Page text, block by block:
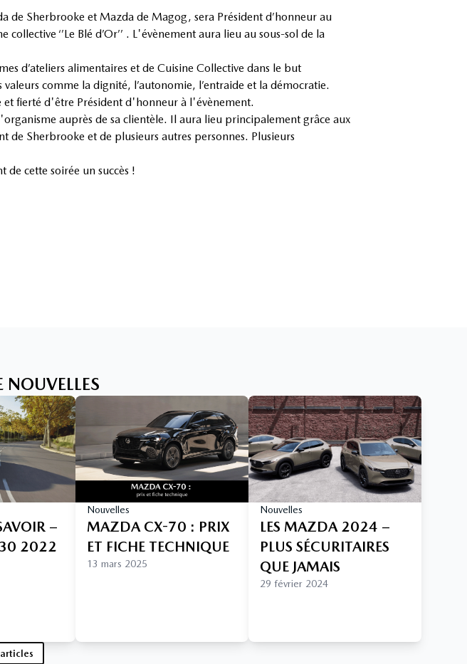
de Sherbrooke et Mazda de Magog, sera Président d’honneur au
‘’Le Blé d’Or’’ . L'évènement aura lieu au sous-sol de la
d’ateliers alimentaires et de Cuisine Collective dans le but
comme la dignité, l’autonomie, l’entraide et la démocratie.
et fierté d'être Président d'honneur à l'évènement.
auprès de sa clientèle. Il aura lieu principalement grâce aux
de Sherbrooke et de plusieurs autres personnes. Plusieurs
cette soirée un succès !
–
2022
Nouvelles
MAZDA CX-70 : PRIX
ET FICHE TECHNIQUE
13 mars 2025
Nouvelles
LES MAZDA 2024 –
PLUS SÉCURITAIRES
QUE JAMAIS
29 février 2024